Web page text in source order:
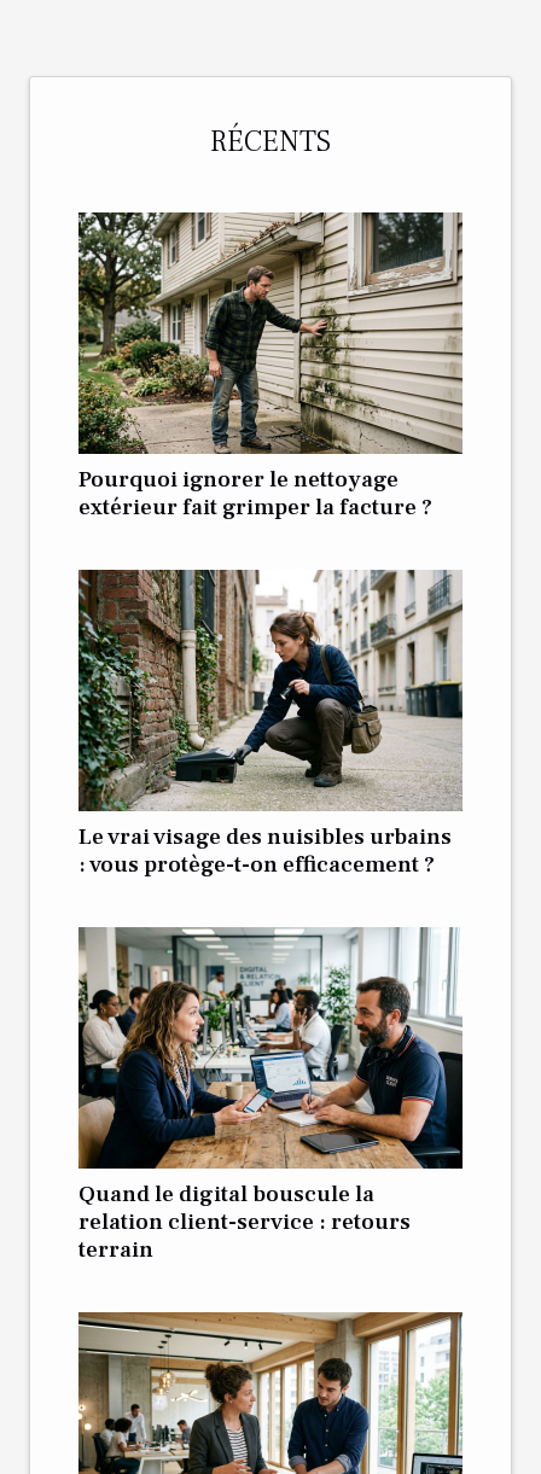
RÉCENTS
Pourquoi ignorer le nettoyage
extérieur fait grimper la facture ?
Le vrai visage des nuisibles urbains
: vous protège-t-on efficacement ?
Quand le digital bouscule la
relation client-service : retours
terrain